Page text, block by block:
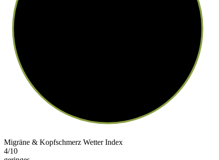
Migräne & Kopfschmerz Wetter Index
4/10